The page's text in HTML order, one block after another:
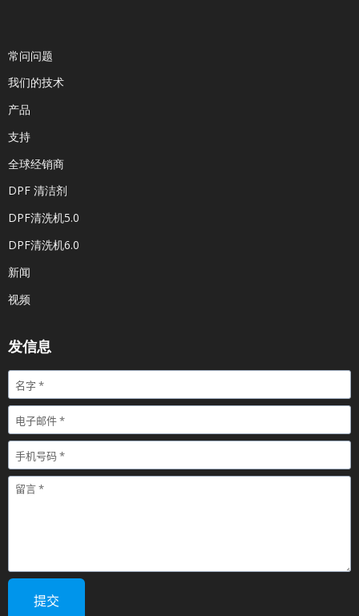
常问问题
我们的技术
产品
支持
全球经销商
DPF 清洁剂
DPF清洗机5.0
DPF清洗机6.0
新闻
视频
发信息